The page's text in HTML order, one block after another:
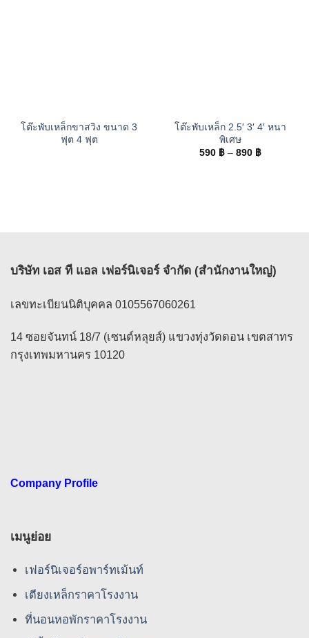
โต๊ะพับเหล็กขาสวิง ขนาด 3
ฟุต 4 ฟุต
โต๊ะพับเหล็ก 2.5′ 3′ 4′ หนา
พิเศษ
590 ฿ – 890 ฿Price
บริษัท เอส ที แอล เฟอร์นิเจอร์ จำกัด (สำนักงานใหญ่)
เลขทะเบียนนิติบุคคล 0105567060261
14 ซอยจันทน์ 18/7 (เซนต์หลุยส์) แขวงทุ่งวัดดอน เขตสาทร
กรุงเทพมหานคร 10120
Company Profile
เมนูย่อย
เฟอร์นิเจอร์อพาร์ทเม้นท์
เตียงเหล็กราคาโรงงาน
ที่นอนหอพักราคาโรงงาน